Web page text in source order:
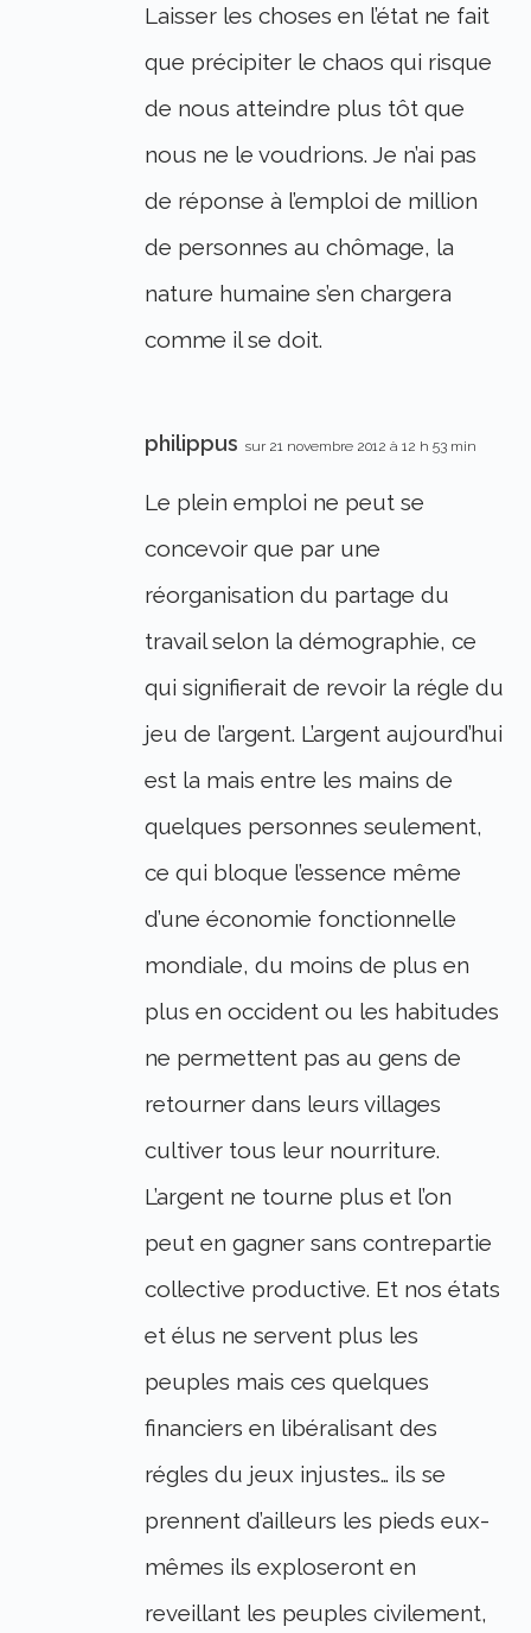
Laisser les choses en l’état ne fait
que précipiter le chaos qui risque
de nous atteindre plus tôt que
nous ne le voudrions. Je n’ai pas
de réponse à l’emploi de million
de personnes au chômage, la
nature humaine s’en chargera
comme il se doit.
philippus sur 21 novembre 2012 à 12 h 53 min
Le plein emploi ne peut se
concevoir que par une
réorganisation du partage du
travail selon la démographie, ce
qui signifierait de revoir la régle du
jeu de l’argent. L’argent aujourd’hui
est la mais entre les mains de
quelques personnes seulement,
ce qui bloque l’essence même
d’une économie fonctionnelle
mondiale, du moins de plus en
plus en occident ou les habitudes
ne permettent pas au gens de
retourner dans leurs villages
cultiver tous leur nourriture.
L’argent ne tourne plus et l’on
peut en gagner sans contrepartie
collective productive. Et nos états
et élus ne servent plus les
peuples mais ces quelques
financiers en libéralisant des
régles du jeux injustes… ils se
prennent d’ailleurs les pieds eux-
mêmes ils exploseront en
reveillant les peuples civilement,